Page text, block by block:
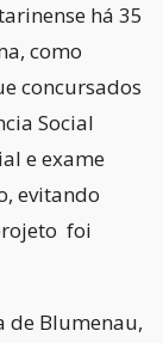
há 35
como
concursados
Social
e exame
evitando
foi
de Blumenau,